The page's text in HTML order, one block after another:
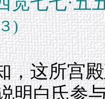
)
，这所宫
明白氏参